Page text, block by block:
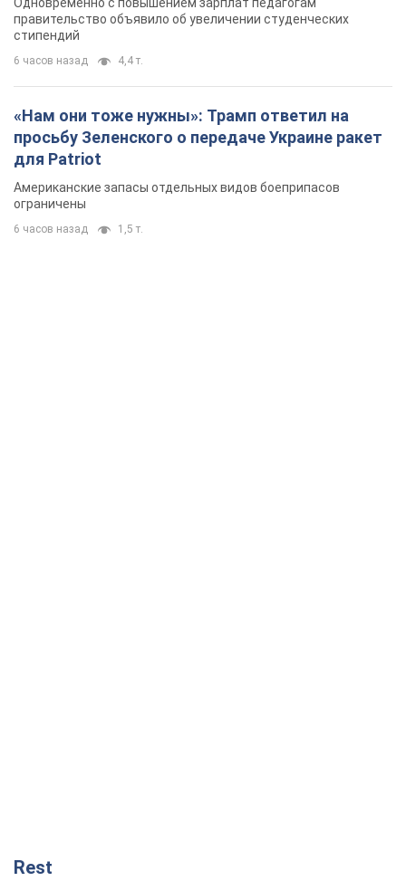
правительство объявило об увеличении студенческих
стипендий
6 часов назад 4,4 т.
«Нам они тоже нужны»: Трамп ответил на
просьбу Зеленского о передаче Украине ракет
для Patriot
Американские запасы отдельных видов боеприпасов
ограничены
6 часов назад 1,5 т.
Rest